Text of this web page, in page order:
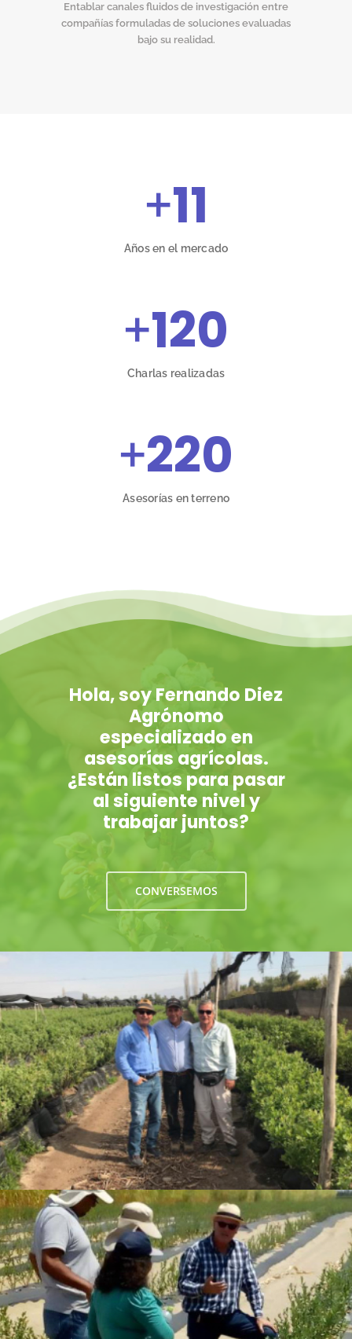
Entablar canales fluidos de investigación entre
compañías formuladas de soluciones evaluadas
bajo su realidad.
+11
Años en el mercado
+120
Charlas realizadas
+220
Asesorías en terreno
Hola, soy Fernando Diez
Agrónomo
especializado en
asesorías agrícolas.
¿Están listos para pasar
al siguiente nivel y
trabajar juntos?
CONVERSEMOS